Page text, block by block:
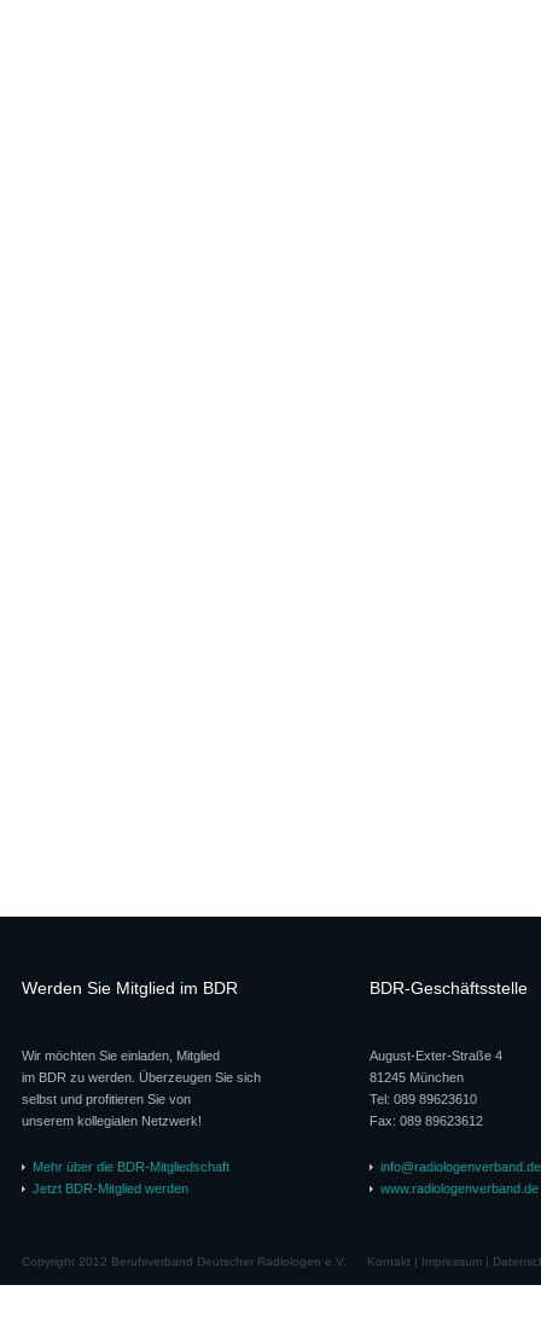
Werden Sie Mitglied im BDR
Wir möchten Sie einladen, Mitglied
im BDR zu werden. Überzeugen Sie sich
selbst und profitieren Sie von
unserem kollegialen Netzwerk!
Mehr über die BDR-Mitgliedschaft
Jetzt BDR-Mitglied werden
BDR-Geschäftsstelle
August-Exter-Straße 4
81245 München
Tel: 089 89623610
Fax: 089 89623612
info@radiologenverband.de
www.radiologenverband.de
Copyright 2012 Berufsverband Deutscher Radiologen e.V. Kontakt| Impressum|